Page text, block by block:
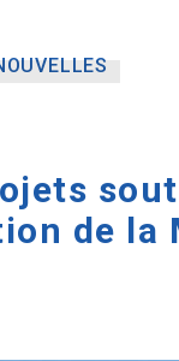
de la